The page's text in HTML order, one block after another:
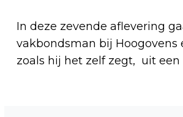
In deze zevende aflevering
vakbondsman bij Hoogovens
zoals hij het zelf zegt, uit een